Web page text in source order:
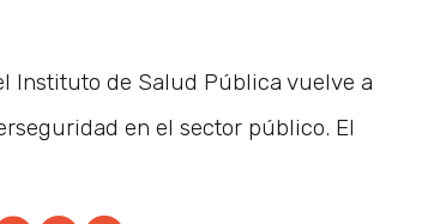
Instituto de Salud Pública vuelve a
en el sector público. El